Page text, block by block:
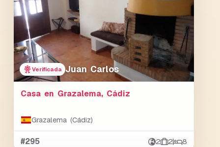
Verificada Juan Carlos
Casa en Grazalema, Cádiz
Grazalema (Cádiz)
#295 2 2 8